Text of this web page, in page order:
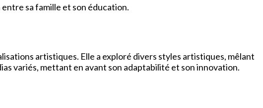
sa famille et son éducation.
artistiques. Elle a exploré divers styles artistiques, mêlant
variés, mettant en avant son adaptabilité et son innovation.